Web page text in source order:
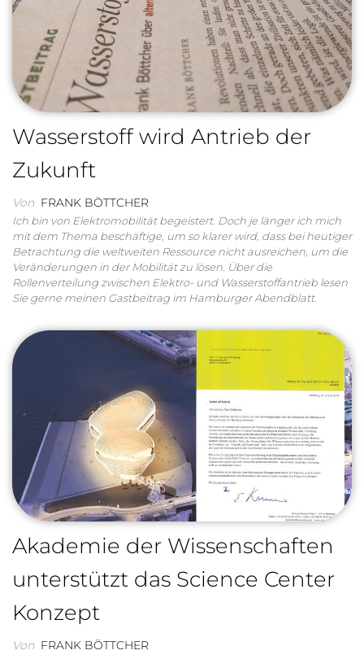
Wasserstoff wird Antrieb der
Zukunft
Von FRANK BÖTTCHER
Ich bin von Elektromobilität begeistert. Doch je länger ich mich
mit dem Thema beschäftige, um so klarer wird, dass bei heutiger
Betrachtung die weltweiten Ressource nicht ausreichen, um die
Veränderungen in der Mobilität zu lösen. Über die
Rollenverteilung zwischen Elektro- und Wasserstoffantrieb lesen
Sie gerne meinen Gastbeitrag im Hamburger Abendblatt.
Akademie der Wissenschaften
unterstützt das Science Center
Konzept
Von FRANK BÖTTCHER